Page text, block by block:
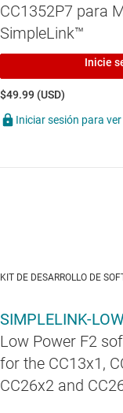
CC1352P7 para
SimpleLink™
Inicie
$49.99 (USD)
Iniciar sesión para
KIT DE DESARROLLO DE
SIMPLELINK-
Low Power F2
for the CC13x1,
CC26x2 and